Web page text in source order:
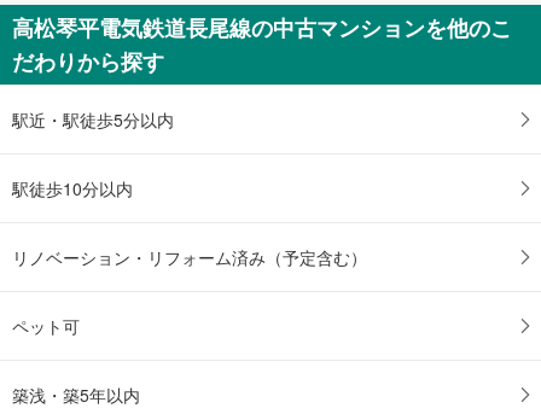
高松琴平電気鉄道長尾線の中古マンションを他のこ
だわりから探す
駅近・駅徒歩5分以内
駅徒歩10分以内
リノベーション・リフォーム済み（予定含む）
ペット可
築浅・築5年以内